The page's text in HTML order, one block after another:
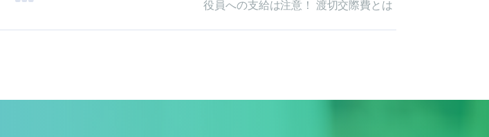
役員への支給は注意！ 渡切交際費とは